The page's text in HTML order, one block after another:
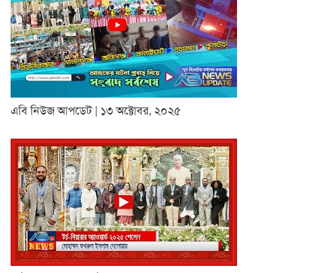
এবি নিউজ আপডেট | ১৩ অক্টোবর, ২০২৫